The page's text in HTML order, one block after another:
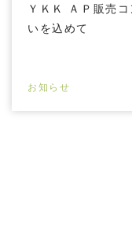
ＹＫＫ ＡＰ販売
いを込めて
お知らせ